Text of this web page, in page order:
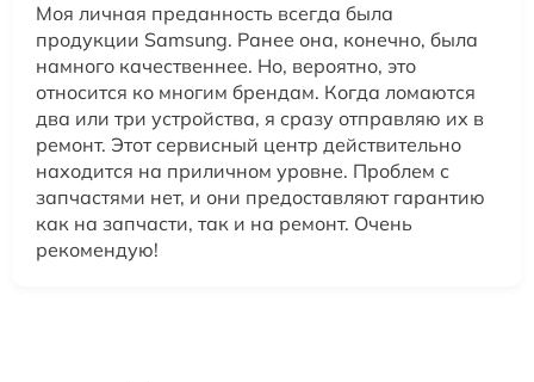
Моя личная преданность всегда была
продукции Samsung. Ранее она, конечно, была
намного качественнее. Но, вероятно, это
относится ко многим брендам. Когда ломаются
два или три устройства, я сразу отправляю их в
ремонт. Этот сервисный центр действительно
находится на приличном уровне. Проблем с
запчастями нет, и они предоставляют гарантию
как на запчасти, так и на ремонт. Очень
рекомендую!